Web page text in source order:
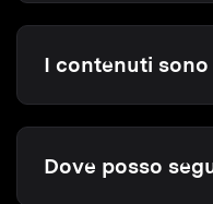
I contenuti
Dove posso